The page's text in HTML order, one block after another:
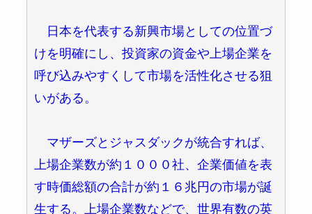
日本を代表する新興市場としての位置づ
けを明確にし、投資家の資金や上場企業を
呼び込みやすくして市場を活性化させる狙
いがある。
マザーズとジャスダックが統合すれば、
上場企業数が約１０００社、企業価値を表
す時価総額の合計が約１６兆円の市場が誕
生する。上場企業数などで、世界有数の英